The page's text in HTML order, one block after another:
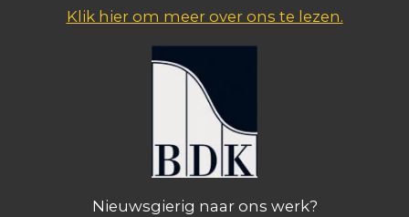
Klik hier om meer over ons te lezen.
Nieuwsgierig naar ons werk?